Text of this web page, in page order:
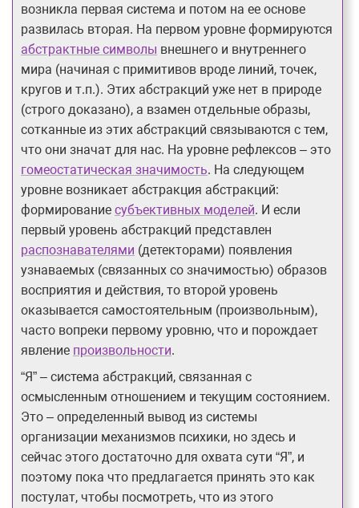
возникла первая система и потом на ее основе
развилась вторая. На первом уровне формируются
абстрактные символы внешнего и внутреннего
мира (начиная с примитивов вроде линий, точек,
кругов и т.п.). Этих абстракций уже нет в природе
(строго доказано), а взамен отдельные образы,
сотканные из этих абстракций связываются с тем,
что они значат для нас. На уровне рефлексов – это
гомеостатическая значимость. На следующем
уровне возникает абстракция абстракций:
формирование субъективных моделей. И если
первый уровень абстракций представлен
распознавателями (детекторами) появления
узнаваемых (связанных со значимостью) образов
восприятия и действия, то второй уровень
оказывается самостоятельным (произвольным),
часто вопреки первому уровню, что и порождает
явление произвольности.
“Я” – система абстракций, связанная с
осмысленным отношением и текущим состоянием.
Это – определенный вывод из системы
организации механизмов психики, но здесь и
сейчас этого достаточно для охвата сути “Я”, и
поэтому пока что предлагается принять это как
постулат, чтобы посмотреть, что из этого